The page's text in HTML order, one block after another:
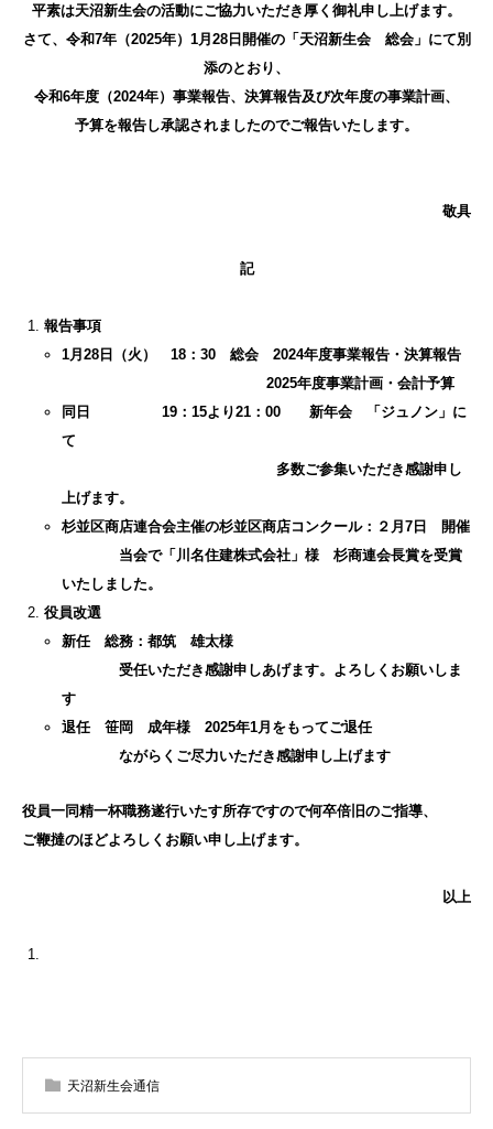
平素は天沼新生会の活動にご協力いただき厚く御礼申し上げます。
さて、令和7年（2025年）1月28日開催の「天沼新生会 総会」にて別
添のとおり、
令和6年度（2024年）事業報告、決算報告及び次年度の事業計画、
予算を報告し承認されましたのでご報告いたします。
敬具
記
報告事項
1月28日（火） 18：30 総会 2024年度事業報告・決算報告
2025年度事業計画・会計予算
同日 19：15より21：00 新年会 「ジュノン」に
て
多数ご参集いただき感謝申し
上げます。
杉並区商店連合会主催の杉並区商店コンクール：２月7日 開催
当会で「川名住建株式会社」様 杉商連会長賞を受賞
いたしました。
役員改選
新任 総務：都筑 雄太様
受任いただき感謝申しあげます。よろしくお願いしま
す
退任 笹岡 成年様 2025年1月をもってご退任
ながらくご尽力いただき感謝申し上げます
役員一同精一杯職務遂行いたす所存ですので何卒倍旧のご指導、
ご鞭撻のほどよろしくお願い申し上げます。
以上
天沼新生会通信